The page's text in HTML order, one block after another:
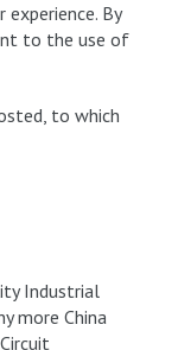
By
to the use of
to which
Industrial
more China